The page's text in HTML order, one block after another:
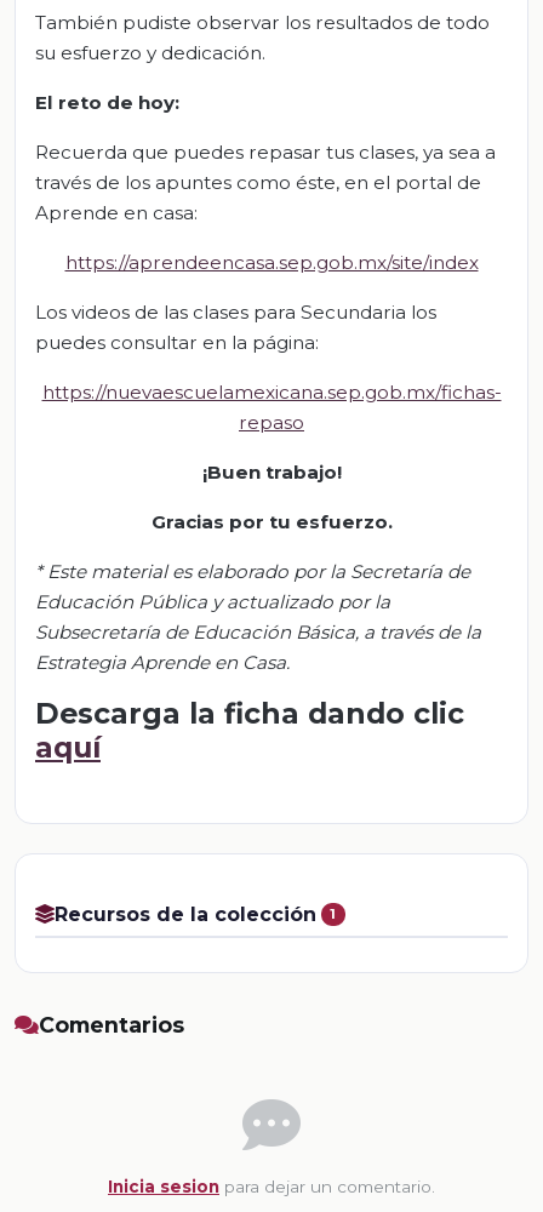
También pudiste observar los resultados de todo
su esfuerzo y dedicación.
El reto de hoy:
Recuerda que puedes repasar tus clases, ya sea a
través de los apuntes como éste, en el portal de
Aprende en casa:
https://aprendeencasa.sep.gob.mx/site/index
Los videos de las clases para Secundaria los
puedes consultar en la página:
https://nuevaescuelamexicana.sep.gob.mx/fichas-
repaso
¡Buentrabajo!
Gracias por tu esfuerzo.
* Este material es elaborado por la Secretaría de
Educación Pública y actualizado por la
Subsecretaría de Educación Básica, a través de la
Estrategia Aprende en Casa.
Descarga la ficha dando clic
aquí
Recursos de la colección 1
Comentarios
Inicia sesion para dejar un comentario.